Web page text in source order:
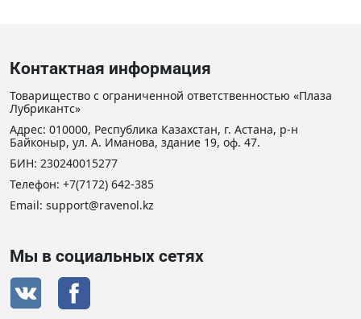
Контактная информация
Товарищество с ограниченной ответственностью «Плаза
Лубрикантс»
Адрес: 010000, Республика Казахстан, г. Астана, р-н
Байконыр, ул. А. Иманова, здание 19, оф. 47.
БИН: 230240015277
Телефон: +7(7172) 642-385
Email: support@ravenol.kz
Мы в социальных сетях